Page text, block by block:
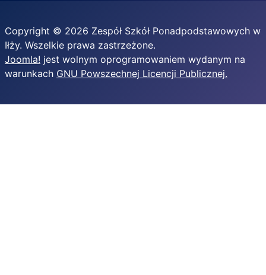
Copyright © 2026 Zespół Szkół Ponadpodstawowych w
Iłży. Wszelkie prawa zastrzeżone.
Joomla! jest wolnym oprogramowaniem wydanym na
warunkach GNU Powszechnej Licencji Publicznej.